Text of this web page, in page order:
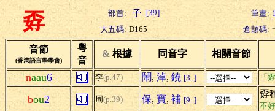
孬 部首: [39] 筆畫:
大五碼: D165 倉頡碼:
音節
(香港語言學學會)
粵
音
& 根據 同音字 相關音節
naau6 李(p.47) 鬧, 淖, 鐃 [3..] 「
bou2 周(p.39) 保, 寶, 補 [9..]
孬
不